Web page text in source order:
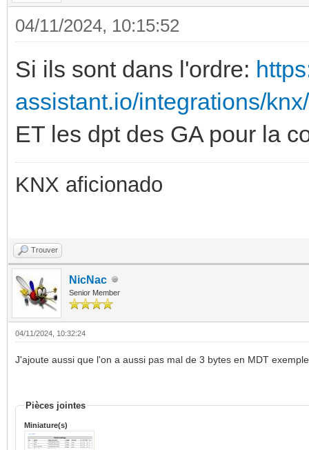
04/11/2024, 10:15:52
Si ils sont dans l'ordre:
assistant.io/integrations/
ET les dpt des GA pour la
KNX aficionado
Trouver
NicNac
Senior Member
04/11/2024, 10:32:24
J'ajoute aussi que l'on a aussi pas mal de 3 bytes en MDT
Pièces jointes
Miniature(s)